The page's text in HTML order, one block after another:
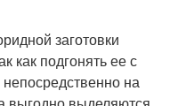
заготовки
как подгонять ее с
на